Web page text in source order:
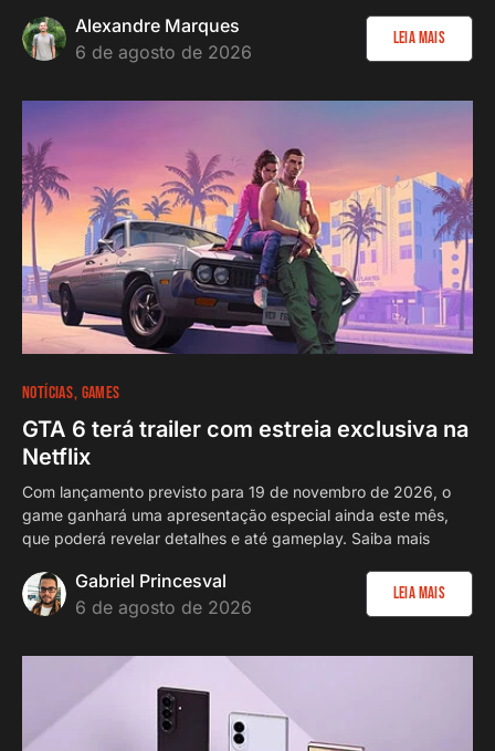
Alexandre Marques
6 de agosto de 2026
Leia Mais
NOTÍCIAS GAMES
GTA 6 terá trailer com estreia exclusiva na
Netflix
Com lançamento previsto para 19 de novembro de 2026, o
game ganhará uma apresentação especial ainda este mês,
que poderá revelar detalhes e até gameplay. Saiba mais
Gabriel Princesval
6 de agosto de 2026
Leia Mais